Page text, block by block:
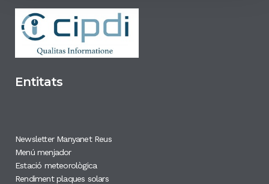
Entitats
Newsletter Manyanet Reus
Menú menjador
Estació meteorològica
Rendiment plaques solars